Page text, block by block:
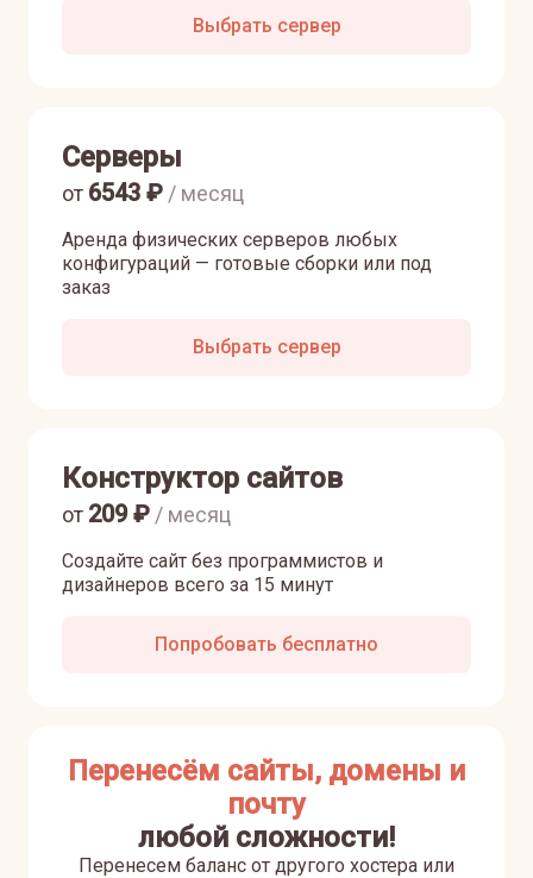
Выбрать сервер
Серверы
Аренда физических серверов любых
конфигураций — готовые сборки или под
заказ
от 6543 ₽ / месяц
Выбрать сервер
Конструктор сайтов
Создайте сайт без программистов и
дизайнеров всего за 15 минут
от 209₽ / месяц
Попробовать бесплатно
Перенесём сайты, домены и
почту
любой сложности!
Перенесем баланс от другого хостера или